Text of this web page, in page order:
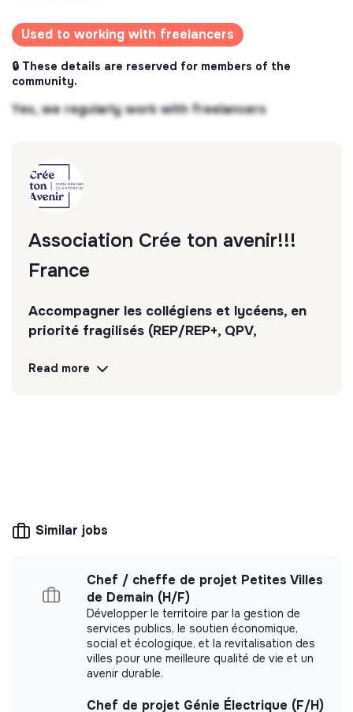
Used to working with freelancers
🔒 These details are reserved for members of the
community.
Yes, we regularly work with freelancers
Association Crée ton avenir!!!
France
Accompagner les collégiens et lycéens, en
priorité fragilisés (REP/REP+, QPV,
leurs projets d’orientation.
democratic and participative, and its profit-
ESUS company.
More information
Between 15 and 50
Read more
Similar jobs
Chef / cheffe de projet Petites Villes
de Demain (H/F)
Développer le territoire par la gestion de
services publics, le soutien économique,
social et écologique, et la revitalisation des
villes pour une meilleure qualité de vie et un
avenir durable.
Chef de projet Génie Électrique (F/H)